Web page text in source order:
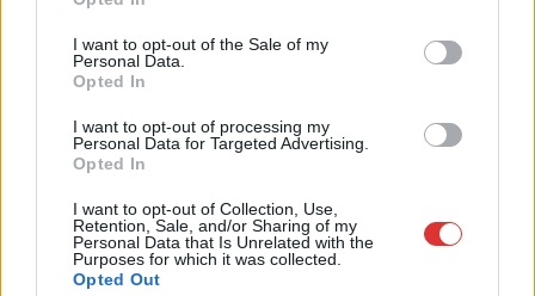
use your data for below specified purposes in below Google
consent section.
I want to opt-out of the Sale of my
Personal Data.
Opted In
I want to opt-out of processing my
Personal Data for Targeted Advertising.
Opted In
I want to opt-out of Collection, Use,
Retention, Sale, and/or Sharing of my
Personal Data that Is Unrelated with the
Purposes for which it was collected.
Opted Out
2026.08.07. Kiss Lajos
részlegesen lezárnak a napokban, a közlekedés az
átlagost is meghaladó mértékben lebénul
nemigen lehet tovább húzni a javítási munkálatokat, ezzel
viszont...
Szolnok